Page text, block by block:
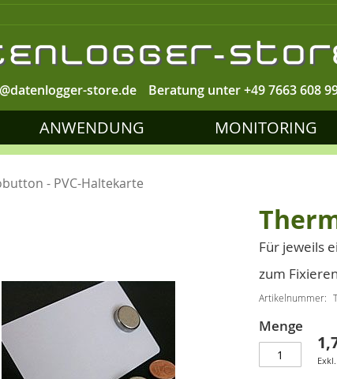
Beratung unter+49 7663 608
store.de
ANWENDUNG MONITORING
- PVC-Haltekarte
Für jeweils
zum
Artikelnummer
Menge